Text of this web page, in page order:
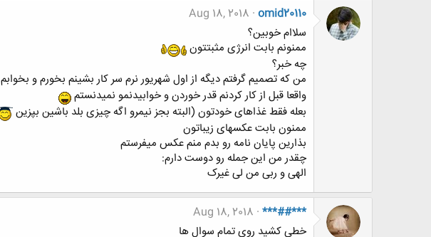
omid20110
Aug 18, 2018
سلاام خوبین؟
ممنونم بابت انرژی مثبتتون
چه خبر؟
من که تصمیم گرفتم دیگه از اول شهریور نرم سر کار بشینم بخورم و بخوابم
واقعا قبل از کار کردنم قدر خوردن و خوابیدنمو نمیدنستم
بعله فقط غذاهای خودتون (البته بجز نیمرو اگه چیزی بلد باشین بپزین
ممنون بابت عکسهای زیباتون
بذارین پایان نامه رو بدم منم عکس میفرستم
چقدر من این جمله رو دوست دارم:
الهی و ربی من لی غیرک
***##***
Aug 18, 2018
خطی کشید روی تمام سوال ها